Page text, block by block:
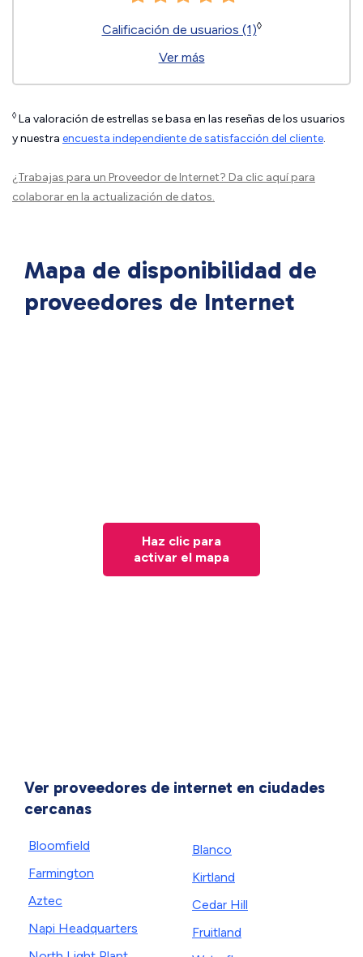
Calificación de usuarios (1)◊
Ver más
◊ La valoración de estrellas se basa en las reseñas de los usuarios
y nuestra encuesta independiente de satisfacción del cliente.
¿Trabajas para un Proveedor de Internet? Da clic aquípara
colaborar en la actualización de datos.
Mapa de disponibilidad de
proveedores de Internet
Haz clic para
activar el mapa
Ver proveedores de internet en ciudades
cercanas
Bloomfield
Farmington
Aztec
Napi Headquarters
Blanco
Kirtland
Cedar Hill
Fruitland